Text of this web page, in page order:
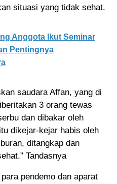
situasi yang tidak sehat.
Anggota Ikut Seminar
Pentingnya
saudara Affan, yang di
3 orang tewas
dan dibakar oleh
dikejar-kejar habis oleh
ditangkap dan
Tandasnya
pendemo dan aparat